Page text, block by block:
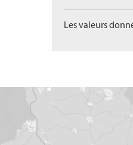
Les valeurs